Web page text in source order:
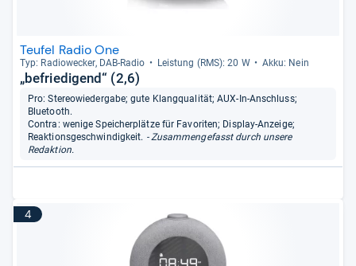
Teufel Radio One
Typ: Radio­we­cker, DAB-​Radio Leis­tung (RMS): 20 W Akku: Nein
„befriedigend“ (2,6)
Pro: Stereowiedergabe; gute Klangqualität; AUX-In-Anschluss;
Bluetooth.
Contra: wenige Speicherplätze für Favoriten; Display-Anzeige;
Reaktionsgeschwindigkeit. - Zusammengefasst durch unsere
Redaktion.
4